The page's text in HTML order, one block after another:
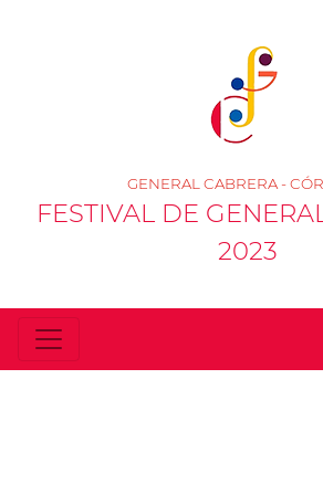
GENERAL CABRERA -
FESTIVAL DE
2023